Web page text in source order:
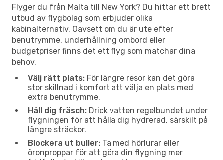
Flyger du från Malta till New York? Du hittar ett brett
utbud av flygbolag som erbjuder olika
kabinalternativ. Oavsett om du är ute efter
benutrymme, underhållning ombord eller
budgetpriser finns det ett flyg som matchar dina
behov.
Välj rätt plats: För längre resor kan det göra
stor skillnad i komfort att välja en plats med
extra benutrymme.
Håll dig fräsch: Drick vatten regelbundet under
flygningen för att hålla dig hydrerad, särskilt på
längre sträckor.
Blockera ut buller: Ta med hörlurar eller
öronproppar för att göra din flygning mer